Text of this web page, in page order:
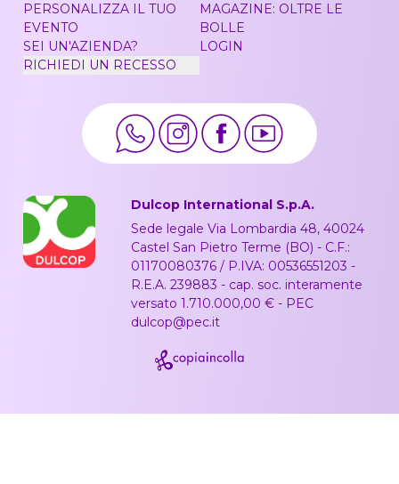
PERSONALIZZA IL TUO
EVENTO
SEI UN'AZIENDA?
RICHIEDI UN RECESSO
MAGAZINE: OLTRE LE
BOLLE
LOGIN
Dulcop International S.p.A.
Sede legale Via Lombardia 48, 40024
Castel San Pietro Terme (BO) - C.F.:
01170080376 / P.IVA: 00536551203 -
R.E.A. 239883 - cap. soc. interamente
versato 1.710.000,00 € - PEC
dulcop@pec.it